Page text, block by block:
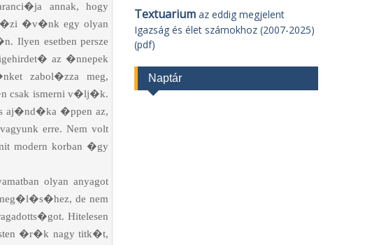
annak, hogy
�v�nk egy olyan
esetben persze
az �nnepek
zabol�zza meg,
csak ismerni v�lj�k.
aj�nd�ka �ppen az,
erre. Nem volt
modern korban �gy
olyan anyagot
de nem
Hitelesen
�r�k nagy titk�t,
Textuariumaz eddig megjelent
Igazság és élet számokhoz (2007-2025)
(pdf)
Naptár